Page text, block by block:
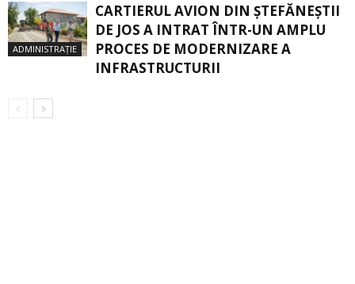
ADMINISTRAȚIE
CARTIERUL AVION DIN ŞTEFĂNEŞTII
DE JOS A INTRAT ÎNTR-UN AMPLU
PROCES DE MODERNIZARE A
INFRASTRUCTURII